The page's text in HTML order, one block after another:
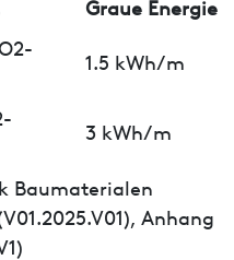
Graue Energie
1.5 kWh/m
3 kWh/m
Baumaterialen
Anhang